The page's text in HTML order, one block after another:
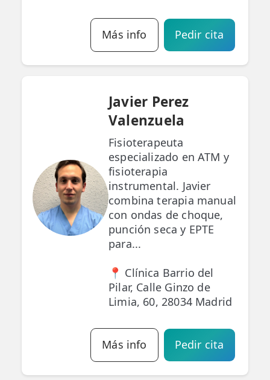
Más info Pedir cita
Javier Perez
Valenzuela
Fisioterapeuta
especializado en ATM y
fisioterapia
instrumental. Javier
combina terapia manual
con ondas de choque,
punción seca y EPTE
para...
📍 Clínica Barrio del
Pilar, Calle Ginzo de
Limia, 60, 28034 Madrid
Más info Pedir cita